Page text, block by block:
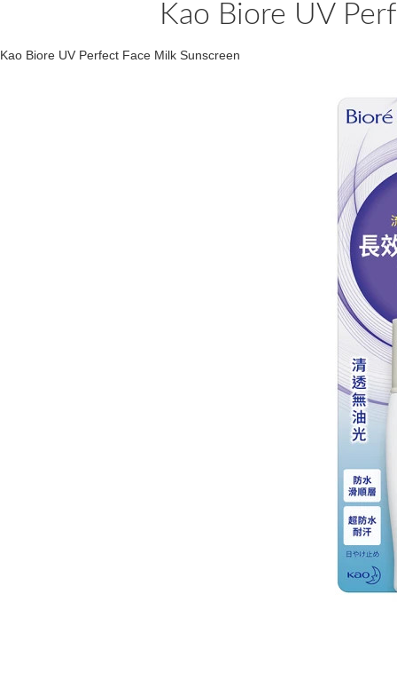
Kao Biore UV
Kao Biore UV Perfect Face Milk Sunscreen